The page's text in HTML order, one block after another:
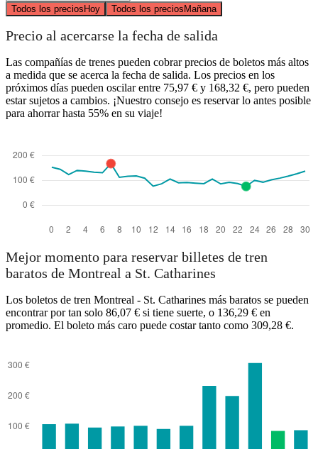
Todos los preciosHoy Todos los preciosMañana
Precio al acercarse la fecha de salida
Las compañías de trenes pueden cobrar precios de boletos más altos
a medida que se acerca la fecha de salida. Los precios en los
próximos días pueden oscilar entre 75,97 € y 168,32 €, pero pueden
estar sujetos a cambios. ¡Nuestro consejo es reservar lo antes posible
para ahorrar hasta 55% en su viaje!
Mejor momento para reservar billetes de tren
baratos de Montreal a St. Catharines
Los boletos de tren Montreal - St. Catharines más baratos se pueden
encontrar por tan solo 86,07 € si tiene suerte, o 136,29 € en
promedio. El boleto más caro puede costar tanto como 309,28 €.